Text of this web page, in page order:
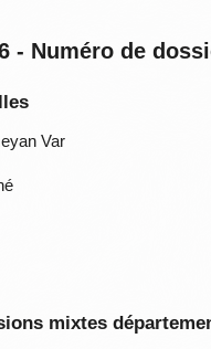
- Numéro de
Var
mixtes